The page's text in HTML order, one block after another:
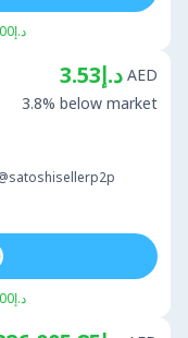
د.إ1,000 - د.إ500,000
د.إ3.53 AED
3.8% below market
د.إ1,000 - د.إ500,000